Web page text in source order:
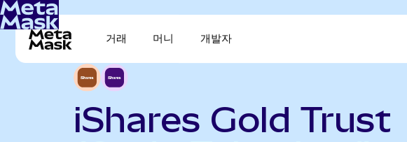
거래 머니 개발자
iShares Gold Trust